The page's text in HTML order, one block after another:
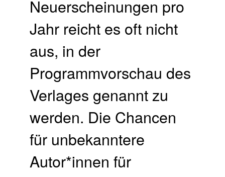
Neuerscheinungen pro
Jahr reicht es oft nicht
aus, in der
Programmvorschau des
Verlages genannt zu
werden. Die Chancen
für unbekanntere
Autor*innen für